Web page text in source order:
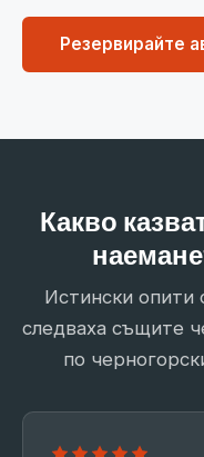
Резервирайте
Какво
Истински опити
следваха същите
по